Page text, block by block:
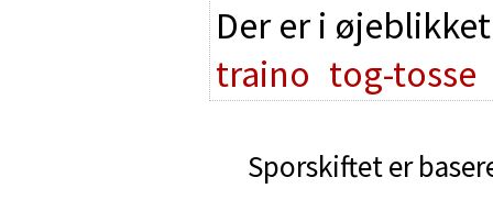
Der er i
traino tog-tosse
Sporskiftet er